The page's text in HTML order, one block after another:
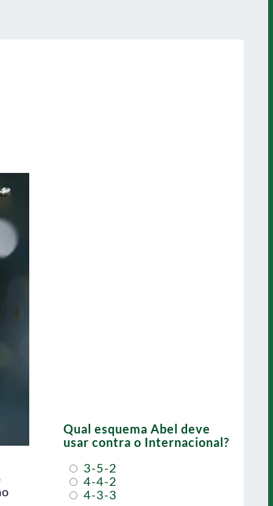
Qual esquema Abel deve
usar contra o Internacional?
3-5-2
4-4-2
4-3-3